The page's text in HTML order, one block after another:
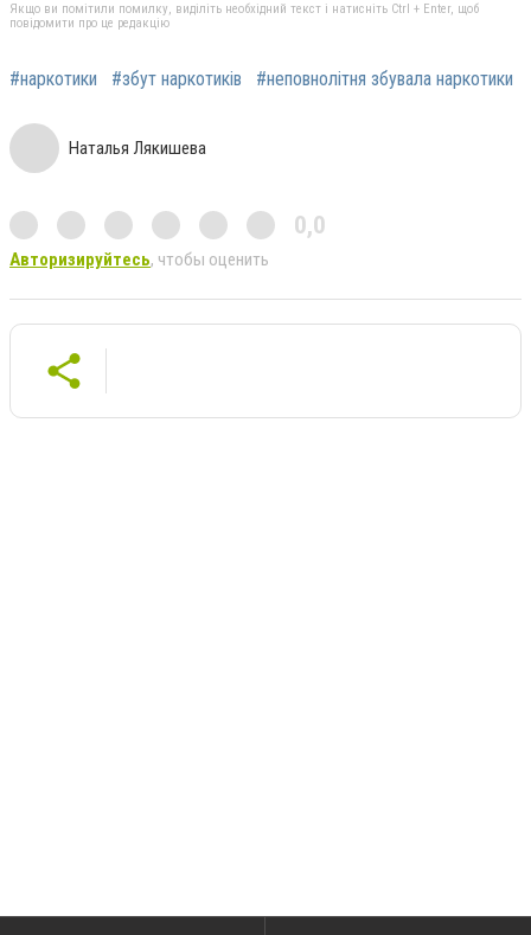
Якщо ви помітили помилку, виділіть необхідний текст і натисніть Ctrl + Enter, щоб
повідомити про це редакцію
#наркотики #збут наркотиків #неповнолітня збувала наркотики
Наталья Лякишева
0,0
Авторизируйтесь, чтобы оценить